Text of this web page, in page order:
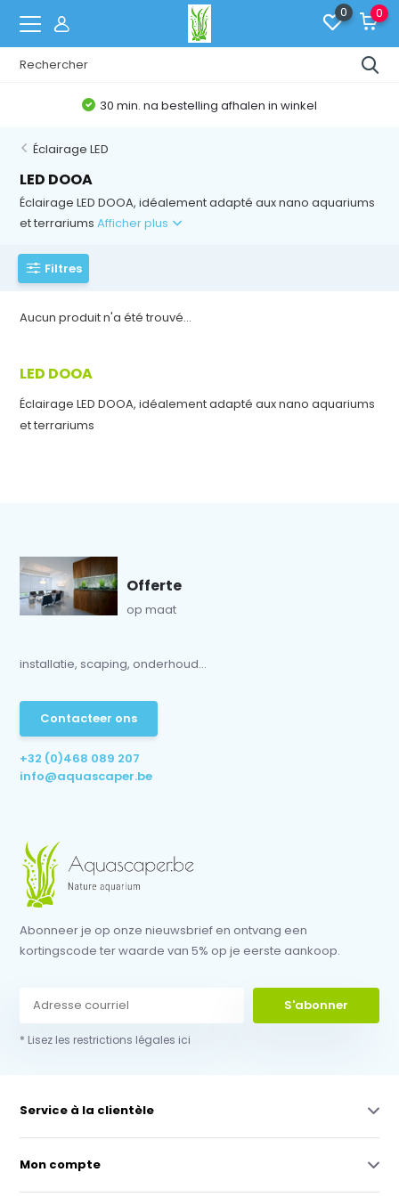
0 0
30 min. na bestelling afhalen in winkel
Éclairage LED
LED DOOA
Éclairage LED DOOA, idéalement adapté aux nano aquariums
et terrariumsAfficher plus
Filtres
Aucun produit n'a été trouvé...
LED DOOA
Éclairage LED DOOA, idéalement adapté aux nano aquariums
et terrariums
Offerte
op maat
installatie, scaping, onderhoud...
Contacteer ons
+32 (0)468 089 207
info@aquascaper.be
Abonneer je op onze nieuwsbrief en ontvang een
kortingscode ter waarde van 5% op je eerste aankoop.
S'abonner
* Lisez les restrictions légales ici
Service à la clientèle
Mon compte